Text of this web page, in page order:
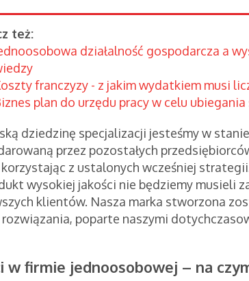
też:
działalność gospodarcza a
franczyzy - z jakim wydatkiem musi
plan do urzędu pracy w celu
dziedzinę specjalizacji jesteśmy w
przez pozostałych
z ustalonych wcześniej
wysokiej jakości nie będziemy musieli
klientów. Nasza marka stworzona
poparte naszymi
w firmie jednoosobowej – na